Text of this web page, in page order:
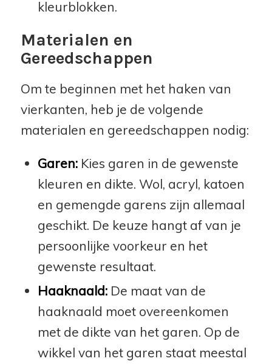
kleurblokken.
Materialen en
Gereedschappen
Om te beginnen met het haken van
vierkanten, heb je de volgende
materialen en gereedschappen nodig:
Garen:Kies garen in de gewenste
kleuren en dikte. Wol, acryl, katoen
en gemengde garens zijn allemaal
geschikt. De keuze hangt af van je
persoonlijke voorkeur en het
gewenste resultaat.
Haaknaald:De maat van de
haaknaald moet overeenkomen
met de dikte van het garen. Op de
wikkel van het garen staat meestal